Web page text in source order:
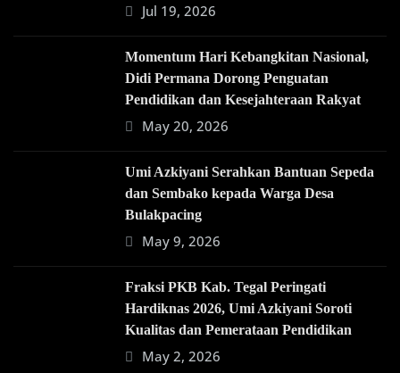
Jul 19, 2026
Momentum Hari Kebangkitan Nasional,
Didi Permana Dorong Penguatan
Pendidikan dan Kesejahteraan Rakyat
May 20, 2026
Umi Azkiyani Serahkan Bantuan Sepeda
dan Sembako kepada Warga Desa
Bulakpacing
May 9, 2026
Fraksi PKB Kab. Tegal Peringati
Hardiknas 2026, Umi Azkiyani Soroti
Kualitas dan Pemerataan Pendidikan
May 2, 2026